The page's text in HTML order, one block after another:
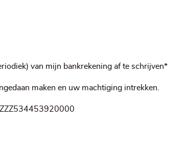
van mijn bankrekening af te schrijven*
maken en uw machtiging intrekken.